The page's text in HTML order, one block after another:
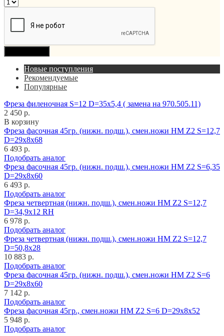
Новые поступления
Рекомендуемые
Популярные
Фреза филеночная S=12 D=35x5,4 ( замена на 970.505.11)
2 450 р.
В корзину
Фреза фасочная 45гр. (нижн. подш.), смен.ножи HM Z2 S=12,7
D=29x8x68
6 493 р.
Подобрать аналог
Фреза фасочная 45гр. (нижн. подш.), смен.ножи HM Z2 S=6,35
D=29x8x60
6 493 р.
Подобрать аналог
Фреза четвертная (нижн. подш.), смен.ножи HM Z2 S=12,7
D=34,9x12 RH
6 978 р.
Подобрать аналог
Фреза четвертная (нижн. подш.), смен.ножи HM Z2 S=12,7
D=50,8x28
10 883 р.
Подобрать аналог
Фреза фасочная 45гр. (нижн. подш.), смен.ножи HM Z2 S=6
D=29x8x60
7 142 р.
Подобрать аналог
Фреза фасочная 45гр., смен.ножи HM Z2 S=6 D=29x8x52
5 948 р.
Подобрать аналог